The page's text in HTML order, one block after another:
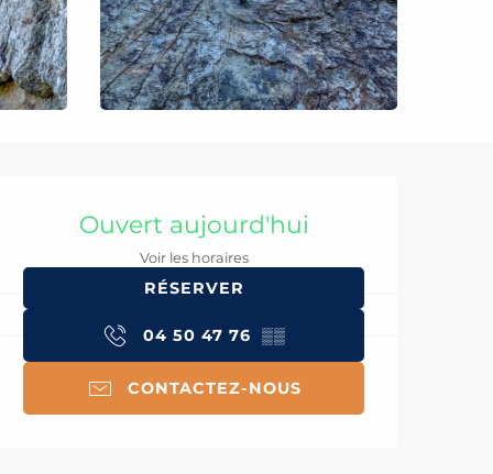
et
Ouvert aujourd'hui
Voir les horaires
RÉSERVER
04 50 47 76 ▒▒
CONTACTEZ-NOUS